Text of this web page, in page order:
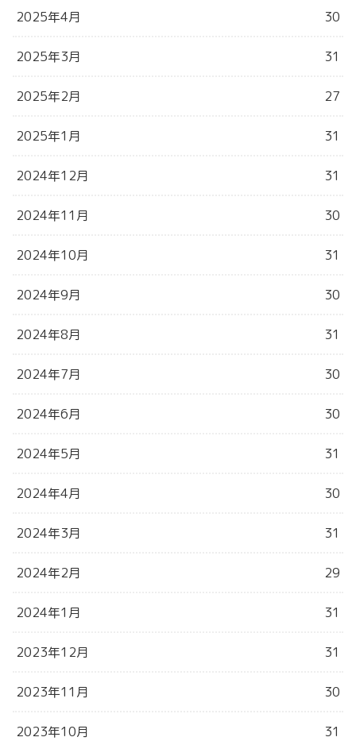
2025年4月 30
2025年3月 31
2025年2月 27
2025年1月 31
2024年12月 31
2024年11月 30
2024年10月 31
2024年9月 30
2024年8月 31
2024年7月 30
2024年6月 30
2024年5月 31
2024年4月 30
2024年3月 31
2024年2月 29
2024年1月 31
2023年12月 31
2023年11月 30
2023年10月 31